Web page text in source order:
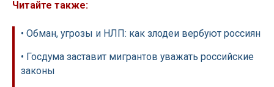
Читайте также:
• Обман, угрозы и НЛП: как злодеи вербуют россиян
• Госдума заставит мигрантов уважать российские
законы